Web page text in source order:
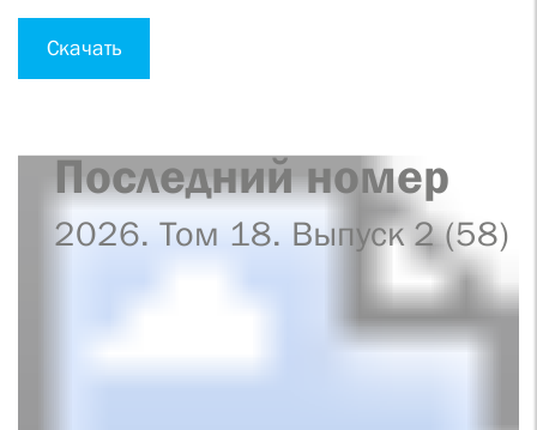
Скачать
Последний номер
2026. Том 18. Выпуск 2 (58)